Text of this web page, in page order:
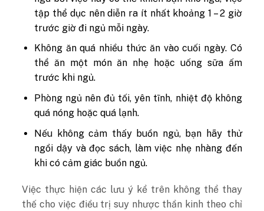
tập thể dục nên diễn ra ít nhất khoảng 1 – 2 giờ
trước giờ đi ngủ mỗi ngày.
Không ăn quá nhiều thức ăn vào cuối ngày. Có
thể ăn một món ăn nhẹ hoặc uống sữa ấm
trước khi ngủ.
Phòng ngủ nên đủ tối, yên tĩnh, nhiệt độ không
quá nóng hoặc quá lạnh.
Nếu không cảm thấy buồn ngủ, bạn hãy thử
ngồi dậy và đọc sách, làm việc nhẹ nhàng đến
khi có cảm giác buồn ngủ.
Việc thực hiện các lưu ý kể trên không thể thay
thế cho việc điều trị suy nhược thần kinh theo chỉ